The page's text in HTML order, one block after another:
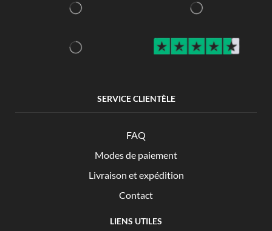
SERVICE CLIENTÈLE
FAQ
Modes de paiement
Livraison et expédition
Contact
LIENS UTILES